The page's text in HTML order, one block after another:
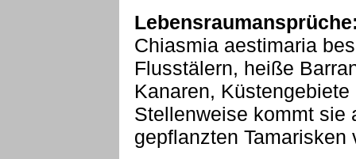
Chiasmia aestimaria
Flusstälern, heiße
Kanaren,
Stellenweise kommt sie
gepflanzten Tamarisken